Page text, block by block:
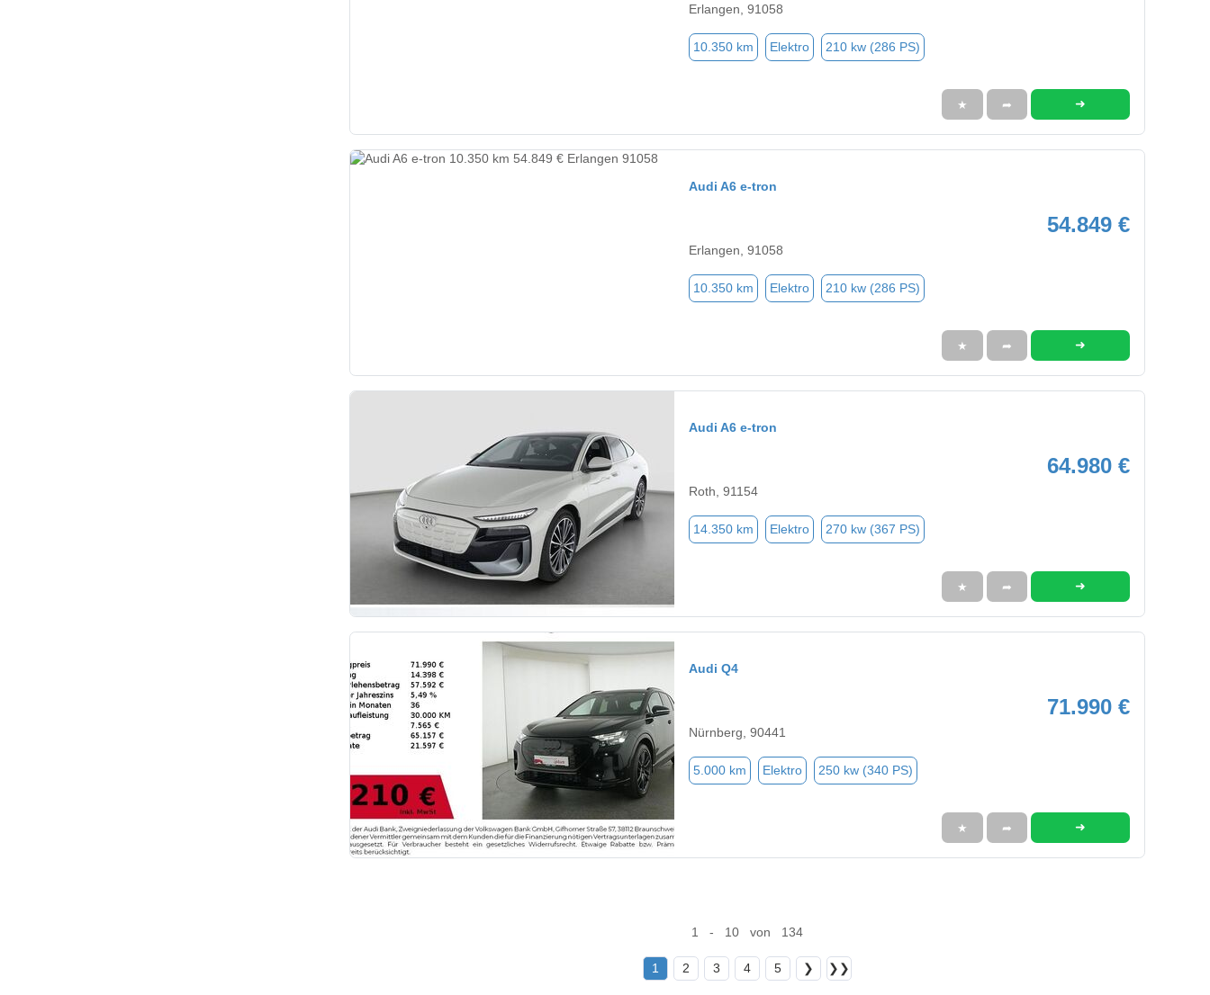
Erlangen, 91058
10.350 km Elektro 210 kw (286 PS)
★ ➦ ➜
Audi A6 e-tron
54.849 €
Erlangen, 91058
10.350 km Elektro 210 kw (286 PS)
★ ➦ ➜
Audi A6 e-tron
64.980 €
Roth, 91154
14.350 km Elektro 270 kw (367 PS)
★ ➦ ➜
Audi Q4
71.990 €
Nürnberg, 90441
5.000 km Elektro 250 kw (340 PS)
★ ➦ ➜
1 - 10 von 134
1 2 3 4 5 ❯ ❯❯